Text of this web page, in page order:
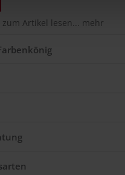
Artikel lesen... mehr